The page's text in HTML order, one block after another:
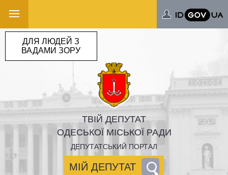
ТВІЙ ДЕПУТАТ
ОДЕСЬКОЇ МІСЬКОЇ РАДИ
ДЕПУТАТСЬКИЙ ПОРТАЛ
МІЙ ДЕПУТАТ
ДЛЯ ЛЮДЕЙ З
ВАДАМИ ЗОРУ